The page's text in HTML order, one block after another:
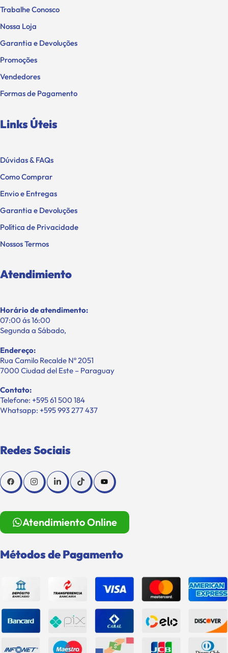
Trabalhe Conosco
Nossa Loja
Garantia e Devoluções
Promoções
Vendedores
Formas de Pagamento
Links Úteis
Dúvidas & FAQs
Como Comprar
Envio e Entregas
Garantia e Devoluções
Política de Privacidade
Nossos Termos
Atendimiento
Horário de atendimento:
07:00 ás 16:00
Segunda a Sábado,
Endereço:
Rua Camilo Recalde Nº 2051
7000 Ciudad del Este – Paraguay
Contato:
Telefone: +595 61 500 184
Whatsapp: +595 993 277 437
Redes Sociais
Atendimiento Online
Métodos de Pagamento